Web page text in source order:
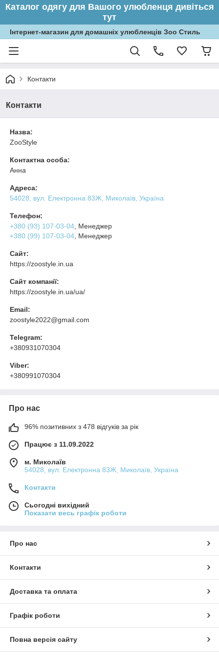
Каталог одягу для Вашого улюбленця дивіться
тут
Інтернет-магазин для домашніх улюбленців Зоо Стиль
Контакти
Контакти
Назва:
ZooStyle
Контактна особа:
Анна
Адреса:
54028, вул. Електронна 83Ж, Миколаїв, Україна
Телефон:
+380 (93) 107-03-04 , Менеджер
+380 (99) 107-03-04 , Менеджер
Сайт:
https://zoostyle.in.ua
Сайт компанії:
https://zoostyle.in.ua/ua/
Email:
zoostyle2022@gmail.com
Telegram:
+380931070304
Viber:
+380991070304
Про нас
96% позитивних з 478 відгуків за рік
Працює з 11.09.2022
м. Миколаїв
54028, вул. Електронна 83Ж, Миколаїв, Україна
Контакти
Сьогодні вихідний
Показати весь графік роботи
Про нас
Контакти
Доставка та оплата
Графік роботи
Повна версія сайту